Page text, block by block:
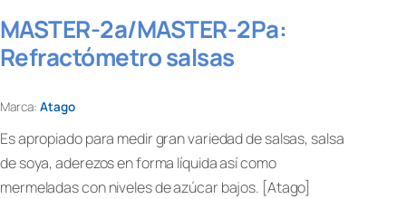
MASTER-2a/MASTER-2Pa:
Refractómetro salsas
Marca: Atago
Es apropiado para medir gran variedad de salsas, salsa
de soya, aderezos en forma líquida así como
mermeladas con niveles de azúcar bajos. [Atago]